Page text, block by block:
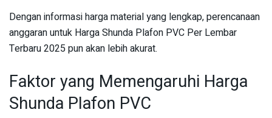
Dengan informasi harga material yang lengkap, perencanaan
anggaran untuk Harga Shunda Plafon PVC Per Lembar
Terbaru 2025 pun akan lebih akurat.
Faktor yang Memengaruhi Harga
Shunda Plafon PVC